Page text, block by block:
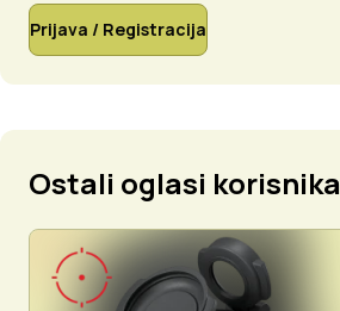
Prijava / Registracija
Ostali oglasi korisnika